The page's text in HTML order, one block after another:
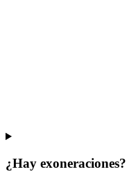
¿Hay exoneraciones?